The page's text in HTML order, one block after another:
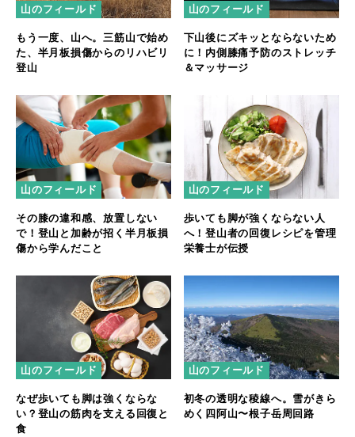
山のフィールド
もう一度、山へ。三筋山で始め
た、半月板損傷からのリハビリ
登山
山のフィールド
下山後にズキッとならないため
に！内側膝痛予防のストレッチ
＆マッサージ
山のフィールド
その膝の違和感、放置しない
で！登山と加齢が招く半月板損
傷から学んだこと
山のフィールド
歩いても脚が強くならない人
へ！登山者の回復レシピを管理
栄養士が伝授
山のフィールド
なぜ歩いても脚は強くならな
い？登山の筋肉を支える回復と
食
山のフィールド
初冬の透明な稜線へ。雪がきら
めく四阿山〜根子岳周回路